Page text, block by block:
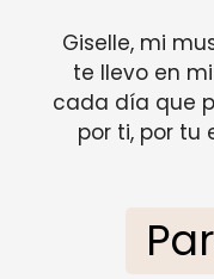
Giselle, mi
te llevo en
cada día que
por ti, por tu